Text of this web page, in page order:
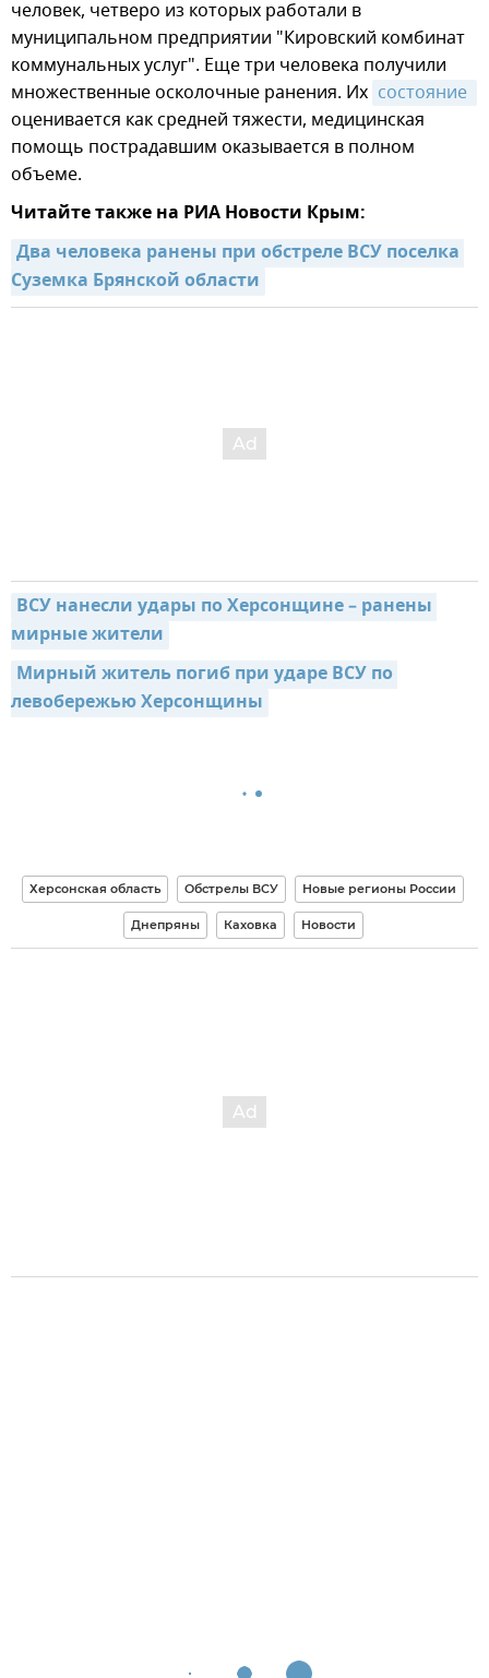
человек, четверо из которых работали в
муниципальном предприятии "Кировский комбинат
коммунальных услуг". Еще три человека получили
множественные осколочные ранения. Их
оценивается как средней тяжести, медицинская
помощь пострадавшим оказывается в полном
объеме.
Читайте также на РИА Новости Крым:
Два человека ранены при обстреле ВСУ поселка
Суземка Брянской области
ВСУ нанесли удары по Херсонщине – ранены
мирные жители
Мирный житель погиб при ударе ВСУ по
левобережью Херсонщины
Херсонская область Обстрелы ВСУ Новые регионы России
Днепряны Каховка Новости